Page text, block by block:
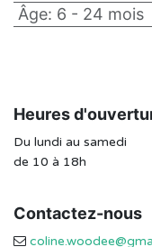
Âge: 6 - 24 mois
Heures
Du lundi au samedi
de 10 à 18h
Contactez-nous